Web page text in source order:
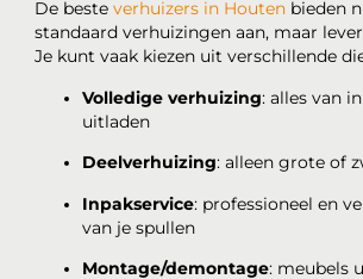
De besteverhuizers in Houten bieden
standaard verhuizingen aan, maar
Je kunt vaak kiezen uit verschillende
Volledige verhuizing: alles van
uitladen
Deelverhuizing: alleen grote of
Inpakservice: professioneel en
van je spullen
Montage/demontage: meubels